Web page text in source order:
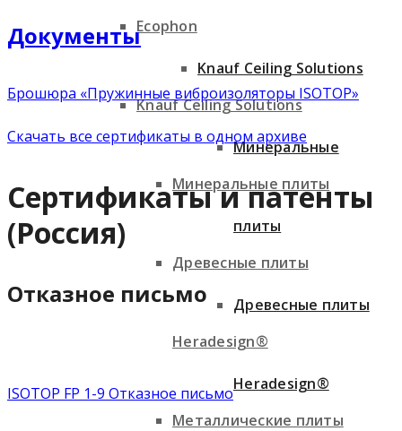
Ecophon
Knauf Ceiling Solutions
Минеральные плиты
Древесные плиты
Heradesign®
Металлические плиты
Knauf Ceiling Solutions
Минеральные
плиты
Древесные плиты
Heradesign®
Документы
Брошюра «Пружинные виброизоляторы ISOTOP»
Скачать все сертификаты в одном архиве
Сертификаты и патенты
(Россия)
Отказное письмо
ISOTOP FP 1-9 Отказное письмо